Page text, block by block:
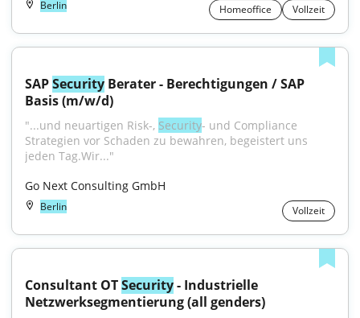
Berlin Homeoffice Vollzeit
SAP Security Berater - Berechtigungen / SAP
Basis (m/w/d)
"...und neuartigen Risk-, Security- und Compliance
Strategien vor Schaden zu bewahren, begeistert uns
jeden Tag.Wir..."
Go Next Consulting GmbH
Berlin Vollzeit
Consultant OT Security - Industrielle
Netzwerksegmentierung (all genders)